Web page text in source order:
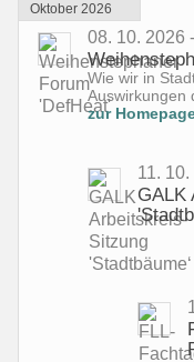
Oktober 2026
08. 10. 2026
Wie wir in
Auswirkungen
zur
11.
GALK